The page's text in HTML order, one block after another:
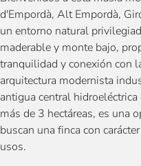
d'Empordà, Alt Empordà,
un entorno natural
maderable y monte bajo,
tranquilidad y conexión con
arquitectura modernista
antigua central
más de 3 hectáreas, es una
buscan una finca con
usos.